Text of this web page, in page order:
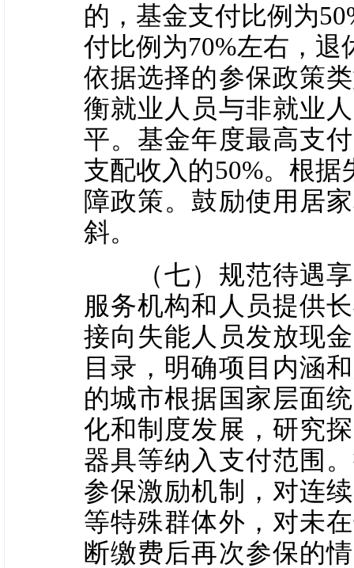
的，基金支付比例为
付比例为70%左右，
依据选择的参保政策
衡就业人员与非就业
平。基金年度最高支
支配收入的50%。根
障政策。鼓励使用居
斜。
（七）规范待遇享
服务机构和人员提供
接向失能人员发放现
目录，明确项目内涵
的城市根据国家层面
化和制度发展，研究
器具等纳入支付范围
参保激励机制，对连
等特殊群体外，对未
断缴费后再次参保的